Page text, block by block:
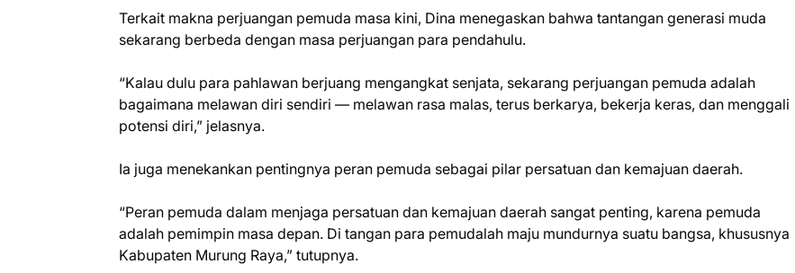
Terkait makna perjuangan pemuda masa kini, Dina menegaskan bahwa tantangan generasi muda
sekarang berbeda dengan masa perjuangan para pendahulu.
“Kalau dulu para pahlawan berjuang mengangkat senjata, sekarang perjuangan pemuda adalah
bagaimana melawan diri sendiri — melawan rasa malas, terus berkarya, bekerja keras, dan menggali
potensi diri,” jelasnya.
Ia juga menekankan pentingnya peran pemuda sebagai pilar persatuan dan kemajuan daerah.
“Peran pemuda dalam menjaga persatuan dan kemajuan daerah sangat penting, karena pemuda
adalah pemimpin masa depan. Di tangan para pemudalah maju mundurnya suatu bangsa, khususnya
Kabupaten Murung Raya,” tutupnya.